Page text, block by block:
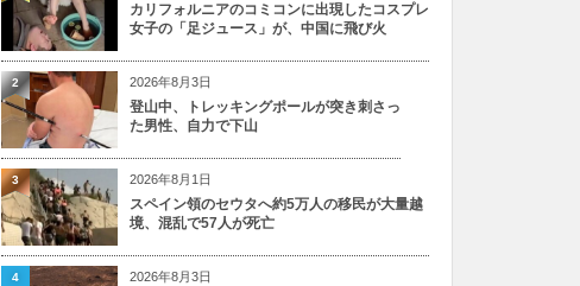
カリフォルニアのコミコンに出現したコスプレ
女子の「足ジュース」が、中国に飛び火
2026年8月3日
登山中、トレッキングポールが突き刺さっ
た男性、自力で下山
2
2026年8月1日
スペイン領のセウタへ約5万人の移民が大量越
境、混乱で57人が死亡
3
2026年8月3日
4